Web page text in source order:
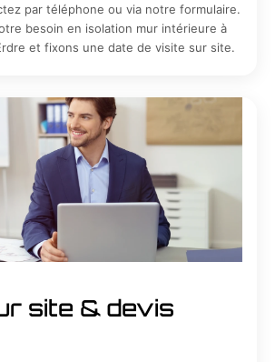
par téléphone ou via notre formulaire.
besoin en isolation mur intérieure à
et fixons une date de visite sur site.
site & devis